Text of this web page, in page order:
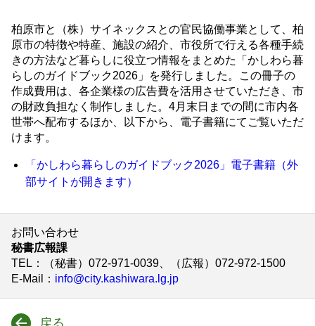
柏原市と（株）サイネックスとの官民協働事業として、柏
原市の特徴や特産、施設の紹介、市役所で行える各種手続
きの方法など暮らしに役立つ情報をまとめた「かしわら暮
らしのガイドブック2026」を発行しました。この冊子の
作成費用は、各企業様の広告費を活用させていただき、市
の財政負担なく制作しました。4月末日までの間に市内各
世帯へ配布するほか、以下から、電子書籍にてご覧いただ
けます。
「かしわら暮らしのガイドブック2026」電子書籍（外
部サイトが開きます）
お問い合わせ
秘書広報課
TEL ：（秘書）072-971-0039、（広報）072-972-1500
E-Mail
： info@city.kashiwara.lg.jp
戻る